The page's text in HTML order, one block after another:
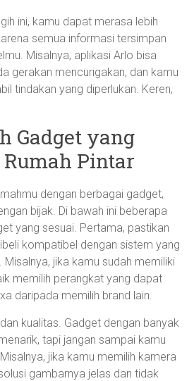
ini, kamu dapat merasa lebih
semua informasi tersimpan
Misalnya, aplikasi Arlo bisa
gerakan mencurigakan, dan kamu
tindakan yang diperlukan. Keren,
Gadget yang
Pintar
dengan berbagai gadget,
bijak. Di bawah ini beberapa
yang sesuai. Pertama, pastikan
kompatibel dengan sistem yang
Misalnya, jika kamu sudah memiliki
memilih perangkat yang dapat
daripada memilih brand lain.
kualitas. Gadget dengan banyak
tapi jangan sampai kamu
jika kamu memilih kamera
gambarnya jelas dan tidak